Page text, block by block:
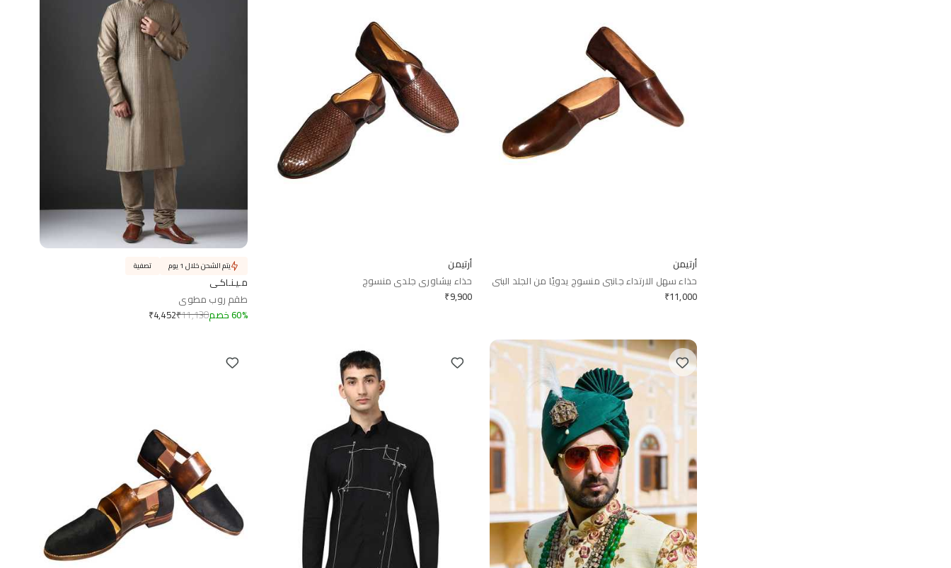
أرتيمن
حذاء سهل الارتداء جانبي منسوج يدويًا من الجلد البني
₹11,000
أرتيمن
حذاء بيشاوري جلدي منسوج
₹9,900
مـيـنـاكـي
طقم روب مطوي
₹4,452₹11,130 60% خصم
يتم الشحن خلال 1 يوم تصفية